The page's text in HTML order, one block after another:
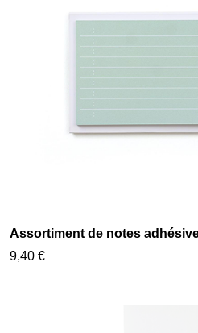
Assortiment de notes
9,40 €